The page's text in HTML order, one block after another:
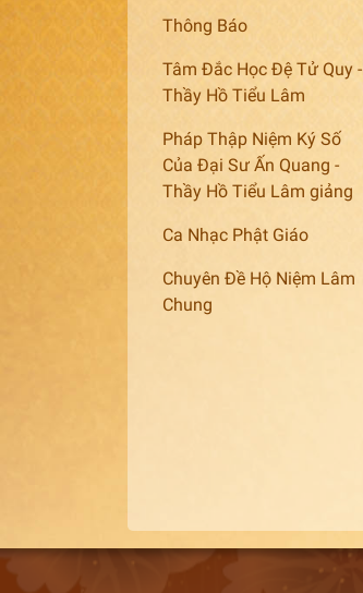
Thông Báo
Tâm Đắc Học Đệ Tử Quy -
Thầy Hồ Tiểu Lâm
Pháp Thập Niệm Ký Số
Của Đại Sư Ấn Quang -
Thầy Hồ Tiểu Lâm giảng
Ca Nhạc Phật Giáo
Chuyên Đề Hộ Niệm Lâm
Chung